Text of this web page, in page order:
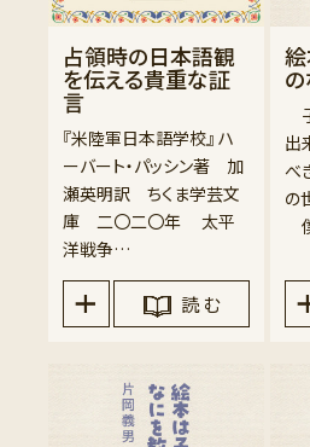
占領時の日本語観
を伝える貴重な証
言
『米陸軍日本語学校』 ハ
ーバート・パッシン著 加
瀬英明訳 ちくま学芸文
庫 二〇二〇年 太平
洋戦争…
読 む
絵
出
べ
の